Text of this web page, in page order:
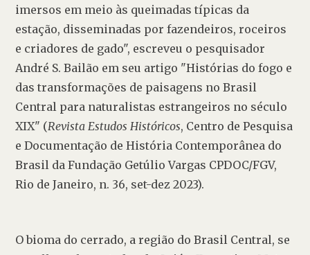
imersos em meio às queimadas típicas da
estação, disseminadas por fazendeiros, roceiros
e criadores de gado", escreveu o pesquisador
André S. Bailão em seu artigo "Histórias do fogo e
das transformações de paisagens no Brasil
Central para naturalistas estrangeiros no século
XIX" (Revista Estudos Históricos, Centro de Pesquisa
e Documentação de História Contemporânea do
Brasil da Fundação Getúlio Vargas CPDOC/FGV,
Rio de Janeiro, n. 36, set-dez 2023).
O bioma do cerrado, a região do Brasil Central, se